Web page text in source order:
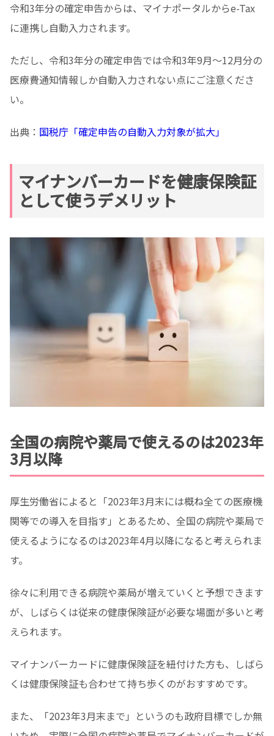
令和3年分の確定申告からは、マイナポータルからe-Tax
に連携し自動入力されます。
ただし、令和3年分の確定申告では令和3年9月〜12月分の
医療費通知情報しか自動入力されない点にご注意くださ
い。
出典： 国税庁「確定申告の自動入力対象が拡大」
マイナンバーカードを健康保険証
として使うデメリット
全国の病院や薬局で使えるのは2023年
3月以降
厚生労働省によると「2023年3月末には概ね全ての医療機
関等での導入を目指す」とあるため、全国の病院や薬局で
使えるようになるのは2023年4月以降になると考えられま
す。
徐々に利用できる病院や薬局が増えていくと予想できます
が、しばらくは従来の健康保険証が必要な場面が多いと考
えられます。
マイナンバーカードに健康保険証を紐付けた方も、しばら
くは健康保険証も合わせて持ち歩くのがおすすめです。
また、「2023年3月末まで」というのも政府目標でしか無